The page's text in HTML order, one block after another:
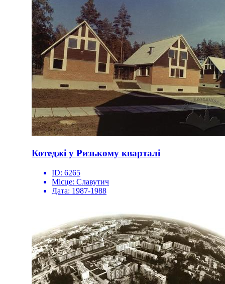
Котеджі у Ризькому кварталі
ID: 6265
Місце: Славутич
Дата: 1987-1988